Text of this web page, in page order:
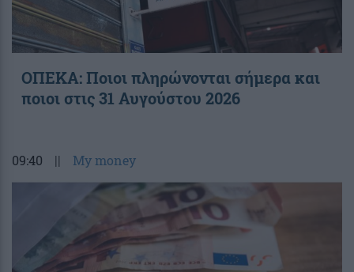
ΟΠΕΚΑ: Ποιοι πληρώνονται σήμερα και
ποιοι στις 31 Αυγούστου 2026
09:40 || My money